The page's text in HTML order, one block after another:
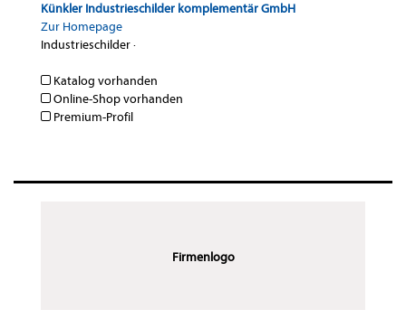
Künkler Industrieschilder komplementär GmbH
Zur Homepage
Industrieschilder·
Katalog vorhanden
Online-Shop vorhanden
Premium-Profil
Firmenlogo